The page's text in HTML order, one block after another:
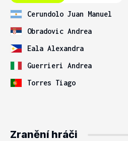
Cerundolo Juan Manuel
Obradovic Andrea
Eala Alexandra
Guerrieri Andrea
Torres Tiago
Zranění hráči